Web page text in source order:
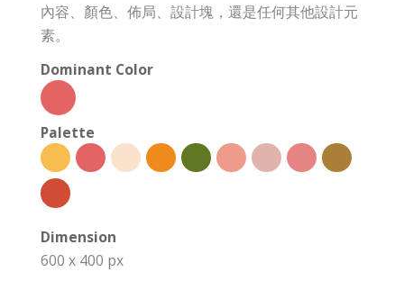
內容、顏色、佈局、設計塊，還是任何其他設計元
素。
Dominant Color
Palette
Dimension
600 x 400 px